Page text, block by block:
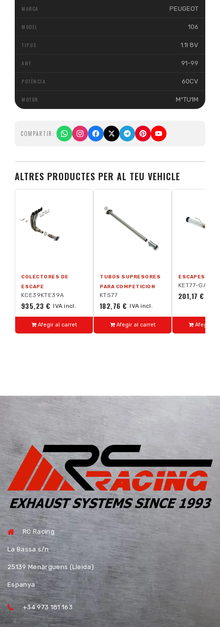
PEUGEOT
106
1.1I 8V
91-99
60CV
MºTU1M
COMPARTIR:
ALTRES PRODUCTES PER AL TEU VEHICLE
COLECTORES DE
ESCAPE
KCE39KTE39A
935,23 € IVA incl.
Afegir al carret
TUBOS SUPRESORES
PARA COMPETICION
KTS77
182,76 € IVA incl.
Afegir al carret
ESCAPES
KET77-GA
201,17 €
Afegir al
RC Racing
La Bassa s/n
25139 Menàrguens (Lleida)
Espanya
+34 973 181 163